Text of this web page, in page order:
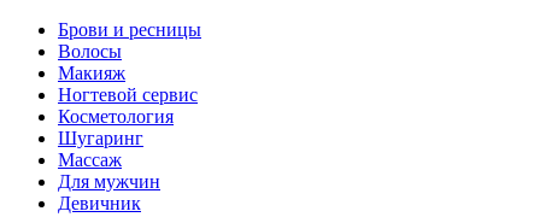
Брови и ресницы
Волосы
Макияж
Ногтевой сервис
Косметология
Шугаринг
Массаж
Для мужчин
Девичник